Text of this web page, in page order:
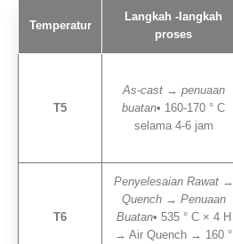
Temperatur
Langkah -langkah
proses
T5
As-cast → penuaan
buatan• 160-170 ° C
selama 4-6 jam
T6
Penyelesaian Rawat →
Quench → Penuaan
Buatan• 535 ° C × 4 H
→ Air Quench → 160 °